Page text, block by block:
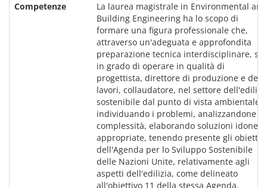
Competenze
La laurea magistrale in Environmental and
Building Engineering ha lo scopo di
formare una figura professionale che,
attraverso un'adeguata e approfondita
preparazione tecnica interdisciplinare, sia
in grado di operare in qualità di
progettista, direttore di produzione e dei
lavori, collaudatore, nel settore
sostenibile dal punto di vista ambientale,
individuando i problemi, analizzandone la
complessità, elaborando soluzioni idonee
appropriate, tenendo presente gli obiettivi
dell'Agenda per lo Sviluppo Sostenibile
delle Nazioni Unite, relativamente agli
aspetti dell'edilizia, come delineato
all'obiettivo 11 della stessa Agenda.